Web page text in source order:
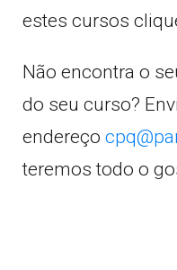
estes cursos
Não encontra o
do seu curso?
endereço
teremos todo o